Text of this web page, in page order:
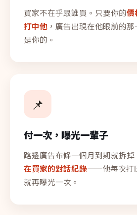
買家不在乎跟誰買。只要你的價
打中他 ，廣告出現在他眼前的
是你的。
📌
付一次，曝光一輩子
路邊廣告布條一個月到期就拆掉
在買家的對話紀錄——他每次打
就再曝光一次。